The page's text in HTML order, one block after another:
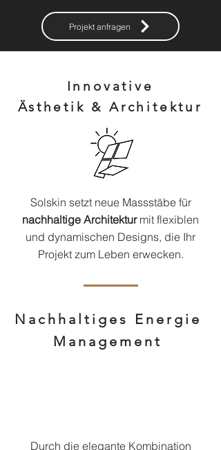
Projekt anfragen
Innovative
Ästhetik & Architektur
Solskin setzt neue Massstäbe für
nachhaltige Architekturmit flexiblen
und dynamischen Designs, die Ihr
Projekt zum Leben erwecken.
Nachhaltiges Energie
Management
Durch die elegante Kombination